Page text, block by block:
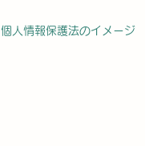
個人情報保護法のイメージ